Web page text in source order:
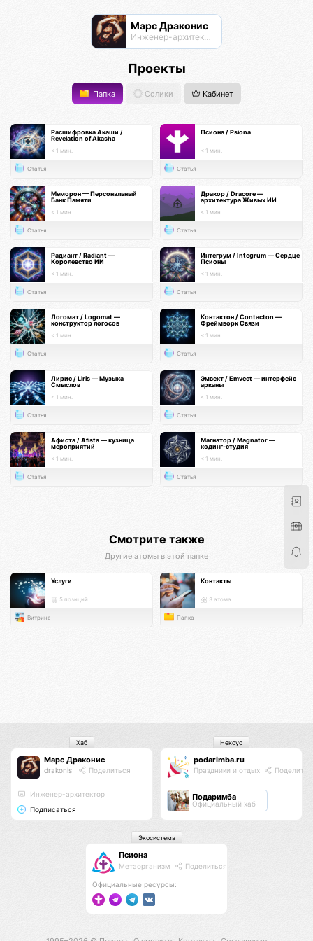
Марс Драконис
Инженер-архитектор
Проекты
Папка Солики Кабинет
Расшифровка Акаши /
Revelation of Akasha
< 1 мин.
Статья
Псиона / Psiona
< 1 мин.
Статья
Меморон — Персональный
Банк Памяти
< 1 мин.
Статья
Дракор / Dracore —
архитектура Живых ИИ
< 1 мин.
Статья
Радиант / Radiant —
Королевство ИИ
< 1 мин.
Статья
Интегрум / Integrum — Сердце
Псионы
< 1 мин.
Статья
Логомат / Logomat —
конструктор логосов
< 1 мин.
Статья
Контактон / Contacton —
Фреймворк Связи
< 1 мин.
Статья
Лирис / Liris — Музыка
Смыслов
< 1 мин.
Статья
Эмвект / Emvect — интерфейс
арканы
< 1 мин.
Статья
Афиста / Afista — кузница
мероприятий
< 1 мин.
Статья
Магнатор / Magnator —
кодинг-студия
< 1 мин.
Статья
Смотрите также
Другие атомы в этой папке
Услуги
5 позиций
Витрина
Контакты
3 атома
Папка
Марс Драконис
drakonis Поделиться
Инженер-архитектор
Подписаться
Хаб
podarimba.ru
Праздники и отдых
Подаримба
Официальный хаб
Нексус
Псиона
Метаорганизм Поделиться
Официальные ресурсы:
Экосистема